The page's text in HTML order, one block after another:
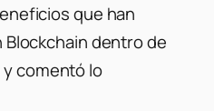
que han
dentro de
comentó lo